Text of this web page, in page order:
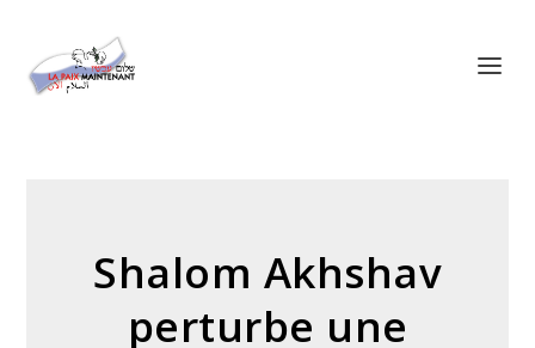
Shalom Akhshav
perturbe une